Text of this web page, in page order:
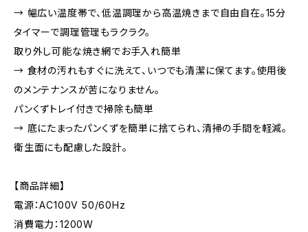
→ 幅広い温度帯で、低温調理から高温焼きまで自由自在。15分
タイマーで調理管理もラクラク。
取り外し可能な焼き網でお手入れ簡単
→ 食材の汚れもすぐに洗えて、いつでも清潔に保てます。使用後
のメンテナンスが苦になりません。
パンくずトレイ付きで掃除も簡単
→ 底にたまったパンくずを簡単に捨てられ、清掃の手間を軽減。
衛生面にも配慮した設計。
【商品詳細】
電源：AC100V 50/60Hz
消費電力：1200W